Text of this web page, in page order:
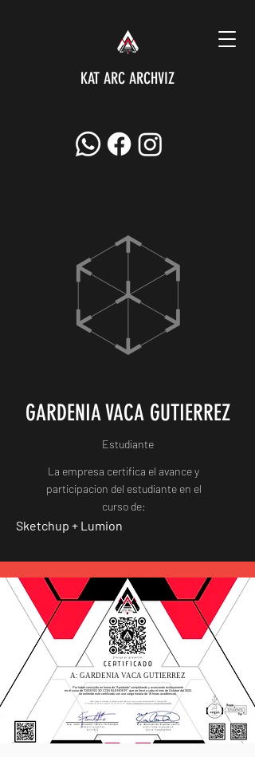
KAT ARC ARCHVIZ
GARDENIA VACA GUTIERREZ
Estudiante
La empresa certifica el avance y
participacion del estudiante en el
curso de:
Sketchup + Lumion
A: GARDENIA VACA GUTIERREZ
Por haber concluido en forma de "Aprobado" completando y avanzando exitosamente
en el curso de "DISEÑO 3D CON BLENDER", que se llevó a cabo el mes de Octubre del 2022,
se extiende este certificado con una carga horaria de 16 horas académicas.